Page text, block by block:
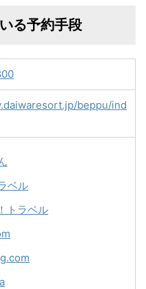
る予約手段
beppu/ind
ベル
トラベル